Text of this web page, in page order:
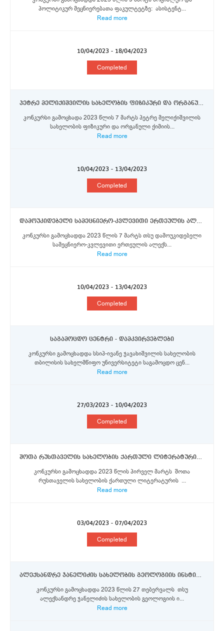
პოლიტიკურ მეცნიერებათა ფაკულტეტზე: ასისტენტ...
Read more
10/04/2023 - 18/04/2023
Completed
პეტრე მელიქიშვილის სახელობის ფიზიკური და ორგანული ქიმიის ინსტიტუტში მთავარი მეცნიერი თანამშრომელი, უფროსი მეცნიერი თანამშრომელი, მეცნიერი თანამშრომელი
კონკურსი გამოცხადა 2023 წლის 7 მარტს პეტრე მელიქიშვილის
სახელობის ფიზიკური და ორგანული ქიმიის...
Read more
10/04/2023 - 13/04/2023
Completed
დამოუკიდებელი სამეცნიერო-კვლევითი ერთეულის ალექსანდრე ნათიშვილის მორფოლოგიის ინსტიტუტი - მთავარი მეცნიერი თანამშრომელი (უვადო)
კონკურსი გამოცხადდა 2023 წლის 7 მარტს თსუ დამოუკიდებელი
სამეცნიერო-კვლევითი ერთეულის ალექს...
Read more
10/04/2023 - 13/04/2023
Completed
საგამოცდო ცენტრი - დამკვირვებლები
კონკურსი გამოცხადდა სსიპ-ივანე ჯავახიშვილის სახელობის
თბილისის სახელმწიფო უნივერსიტეტი საგამოცდო ცენ...
Read more
27/03/2023 - 10/04/2023
Completed
შოთა რუსთაველის სახელობის ქართული ლიტერატურის ინსტიტუტი - უფროსი მეცნიერი თანამშრომელი, მეცნიერი თანამშრომელი.
კონკურსი გამოცხადდა 2023 წლის პირველ მარტს შოთა
რუსთაველის სახელობის ქართული ლიტერატურის ...
Read more
03/04/2023 - 07/04/2023
Completed
ალექსანდრე ჯანელიძის სახელობის გეოლოგიის ინსტიტუტი - მთავარი მეცნიერი თანამშრომელი, უფროსი მეცნიერი თანამშრომელი, მეცნიერი თანამშრომელი
კონკურსი გამოცხადდა 2023 წლის 27 თებერვალს თსუ
ალექსანდრე ჯანელიძის სახელობის გეოლოგიის ი...
Read more